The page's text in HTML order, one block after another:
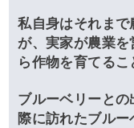
私自身はそれま
が、実家が農業
ら作物を育てるこ
ブルーベリーと
際に訪れたブル